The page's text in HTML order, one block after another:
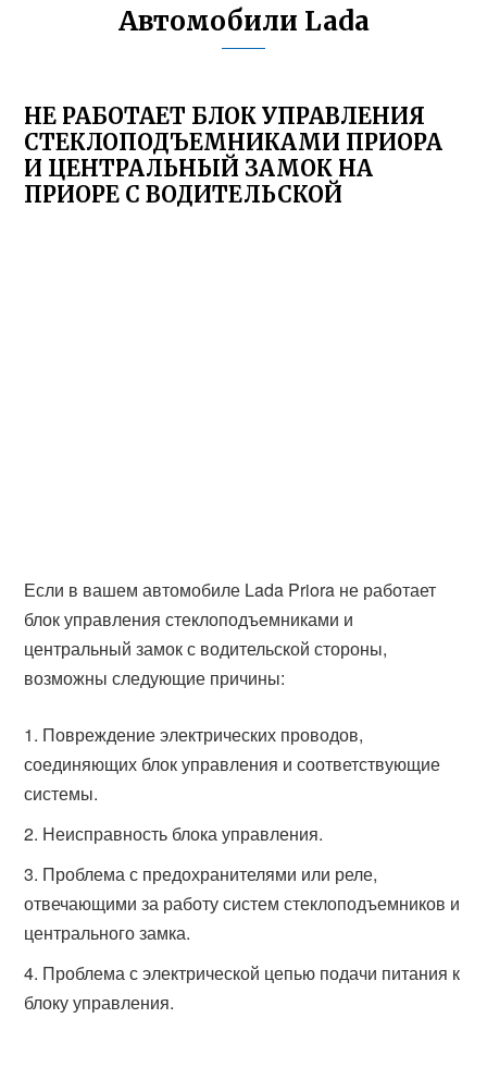
Автомобили Lada
НЕ РАБОТАЕТ БЛОК УПРАВЛЕНИЯ
СТЕКЛОПОДЪЕМНИКАМИ ПРИОРА
И ЦЕНТРАЛЬНЫЙ ЗАМОК НА
ПРИОРЕ С ВОДИТЕЛЬСКОЙ
Если в вашем автомобиле Lada Priora не работает
блок управления стеклоподъемниками и
центральный замок с водительской стороны,
возможны следующие причины:
Повреждение электрических проводов,
соединяющих блок управления и соответствующие
системы.
Неисправность блока управления.
Проблема с предохранителями или реле,
отвечающими за работу систем стеклоподъемников и
центрального замка.
Проблема с электрической цепью подачи питания к
блоку управления.